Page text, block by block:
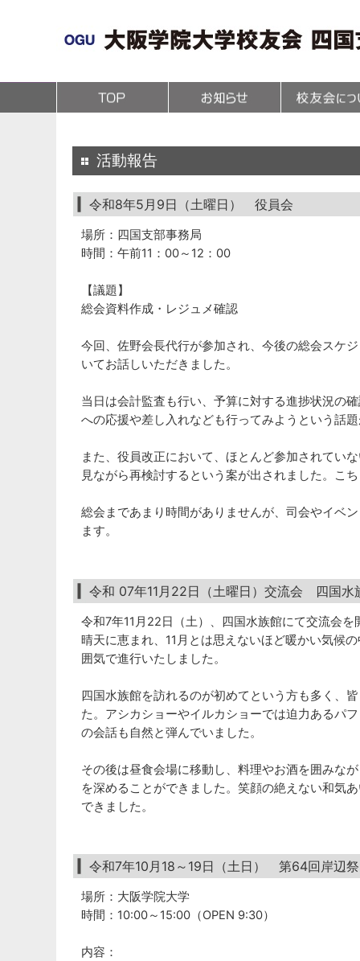
活動報告
令和8年5月9日（土曜日） 役員会
場所：四国支部事務局
時間：午前11：00～12：00
【議題】
総会資料作成・レジュメ確認
今回、佐野会長代行が参加され、今後の総会スケ
いてお話しいただきました。
当日は会計監査も行い、予算に対する進捗状況の
への応援や差し入れなども行ってみようという話
また、役員改正において、ほとんど参加されてい
見ながら再検討するという案が出されました。こ
総会まであまり時間がありませんが、司会やイベ
ます。
令和 07年11月22日（土曜日）交流会 四国水
令和7年11月22日（土）、四国水族館にて交流会
晴天に恵まれ、11月とは思えないほど暖かい気候
囲気で進行いたしました。
四国水族館を訪れるのが初めてという方も多く、
た。アシカショーやイルカショーでは迫力あるパ
の会話も自然と弾んでいました。
その後は昼食会場に移動し、料理やお酒を囲みな
を深めることができました。笑顔の絶えない和気
できました。
令和7年10月18～19日（土日） 第64回岸辺
場所：大阪学院大学
時間：10:00～15:00（OPEN 9:30）
内容：